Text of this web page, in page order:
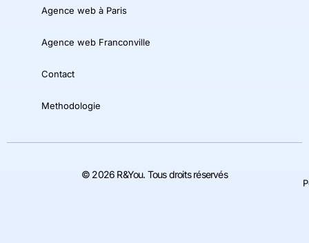
Agence web à Paris
Agence web Franconville
Contact
Methodologie
© 2026 R&You. Tous droits réservés